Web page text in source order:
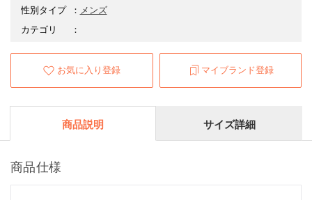
性別タイプ
： メンズ
カテゴリ
：
お気に入り登録 マイブランド登録
商品説明 サイズ詳細
商品仕様